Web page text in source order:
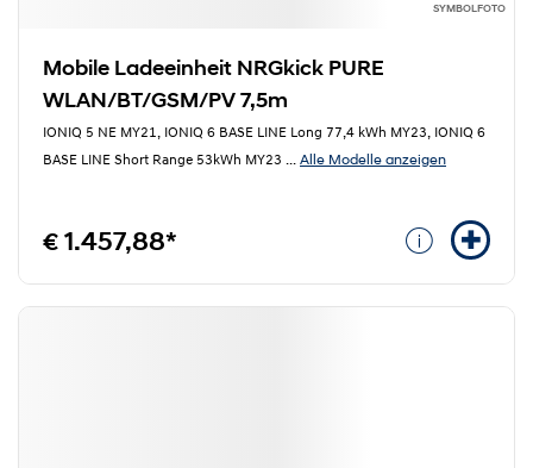
SYMBOLFOTO
Mobile Ladeeinheit NRGkick PURE
WLAN/BT/GSM/PV 7,5m
IONIQ 5 NE MY21, IONIQ 6 BASE LINE Long 77,4 kWh MY23, IONIQ 6
BASE LINE Short Range 53kWh MY23 ... Alle Modelle anzeigen
€ 1.457,88*